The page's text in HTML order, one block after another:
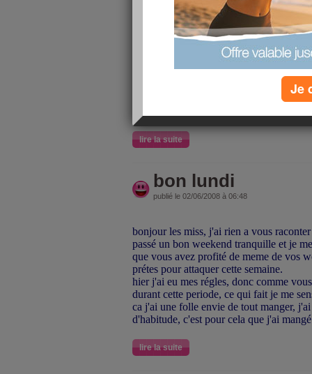
bonjour les miss, aujourd'hui je
une amie, donc j'ai pas pris mon dej
pas n'importe quoi, je vais manger un
de ce régime c'est d'adapter son
situations, et c'est ce que j'essaye de
général il faut
lire la suite
bon lundi
publié le 02/06/2008 à 06:48
bonjour les miss, j'ai rien a vous
passé un bon weekend tranquille et je
que vous avez profité de meme de vos
prétes pour attaquer cette semaine.
hier j'ai eu mes régles, donc comme
durant cette periode, ce qui fait je me
ca j'ai une folle envie de tout manger,
d'habitude, c'est pour cela que j'ai
lire la suite
Je